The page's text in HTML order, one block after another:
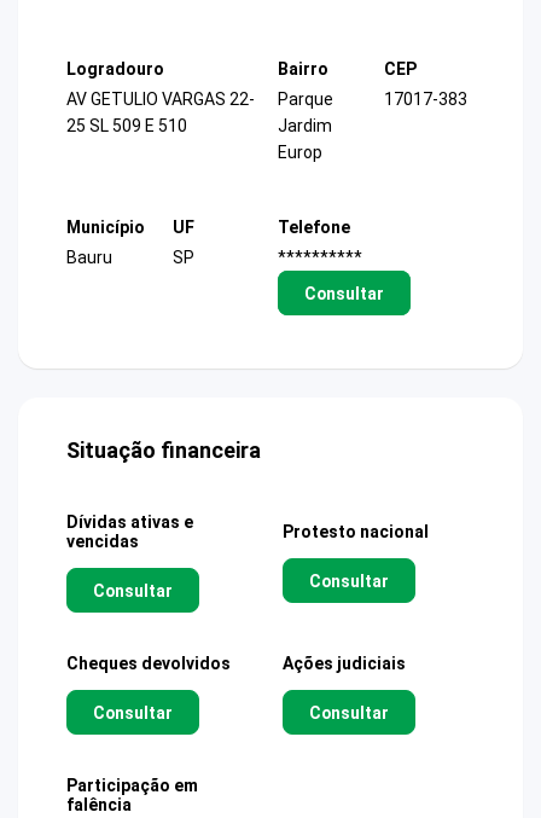
Logradouro
AV GETULIO VARGAS 22-
25 SL 509 E 510
Bairro
Parque
Jardim
Europ
CEP
17017-383
Município
Bauru
UF
SP
Telefone
**********
Consultar
Situação financeira
Dívidas ativas e
vencidas
Consultar
Protesto nacional
Consultar
Cheques devolvidos
Consultar
Ações judiciais
Consultar
Participação em
falência